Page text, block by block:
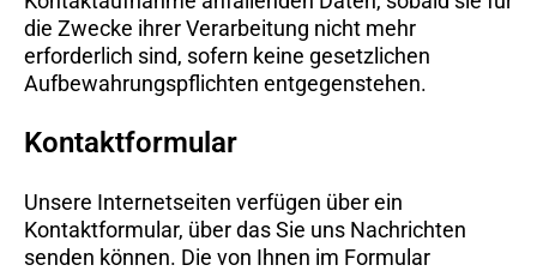
die Zwecke ihrer Verarbeitung nicht mehr
erforderlich sind, sofern keine gesetzlichen
Aufbewahrungspflichten entgegenstehen.
Kontaktformular
Unsere Internetseiten verfügen über ein
Kontaktformular, über das Sie uns Nachrichten
senden können. Die von Ihnen im Formular